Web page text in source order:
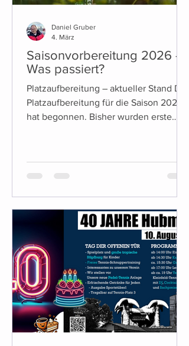
Saisonvorbereitung 2026 -
Was passiert?
Platzaufbereitung – aktueller Stand Die
Platzaufbereitung für die Saison 2026
hat begonnen. Bisher wurden erste
diese Saison stehen einige konkrete
Änderungen an: Es kommt ein neuer
Getränkeautomat. Alkoholische
Getränke sind dabei mit Kinder- und
Jugendsicherung ausgestatte
Daniel Gruber
4. März